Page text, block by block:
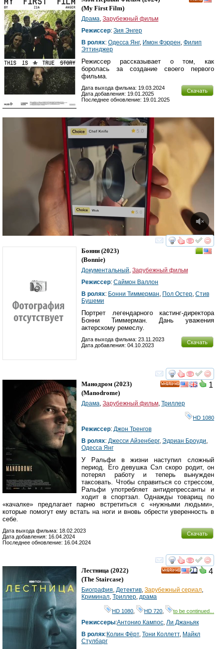
(My First Film)
Драма Зарубежный фильм
Режиссер: Зия Энгер
В ролях: Одесса Янг, Имон Фэррен Филип
Эттинджер
Режиссер рассказывает о том, как
боролась за создание своего первого
фильма.
Скачать
Дата выхода фильма: 19.03.2024
Дата добавления: 19.01.2025
Последнее обновление: 19.01.2025
смотреть
Бонни (2023)
(Bonnie)
Документальный Зарубежный фильм
Режиссер: Саймон Валлон
В ролях: Бонни Тиммерман Пол Остер Стив
Бушеми
Портрет легендарного кастинг-директора
Бонни Тиммерман. Дань уважения
актерскому ремеслу.
Скачать
Дата выхода фильма: 23.11.2023
Дата добавления: 04.10.2023
смотреть
1
Манодром (2023)
(Manodrome)
Драма Зарубежный фильм Триллер
HD 1080
Режиссер: Джон Тренгов
В ролях: Джесси Айзенберг, Эдриан Броуди
Одесса Янг
У Ральфи в жизни наступил сложный
период. Его девушка Сэл скоро родит, он
потерял работу и теперь вынужден
таксовать. Чтобы справиться со стрессом,
Ральфи употребляет антидепрессанты и
ходит в спортзал. Однажды товарищ по
«качалке» предлагает парню встретиться с «нужными людьми»,
которые помогут ему встать на ноги и вновь обрести уверенность в
себе.
Скачать
Дата выхода фильма: 18.02.2023
Дата добавления: 16.04.2024
Последнее обновление: 16.04.2024
смотреть
4
Лестница (2022)
(The Staircase)
Биография, Детектив, Зарубежный сериал,
Криминал, Триллер, драма
HD 1080, HD 720, to be continued...
Режиссеры:Антонио Кампос, Ли Джаньяк
В ролях:Колин Фёрт, Тони Коллетт, Майкл
Стулбарг